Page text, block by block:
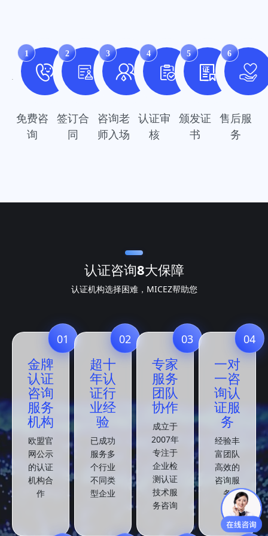
1
免费咨
询
2
签订合
同
3
咨询老
师入场
4
认证审
核
5
颁发证
书
6
售后服
务
认证咨询8大保障
认证机构选择困难，MICEZ帮助您
01
金牌
认证
咨询
服务
机构
欧盟官
网公示
的认证
机构合
作
02
超十
年认
证行
业经
验
已成功
服务多
个行业
不同类
型企业
03
专家
服务
团队
协作
成立于
2007年
专注于
企业检
测认证
技术服
务咨询
04
一对
一咨
询认
证服
务
经验丰
富团队
高效的
咨询服
务